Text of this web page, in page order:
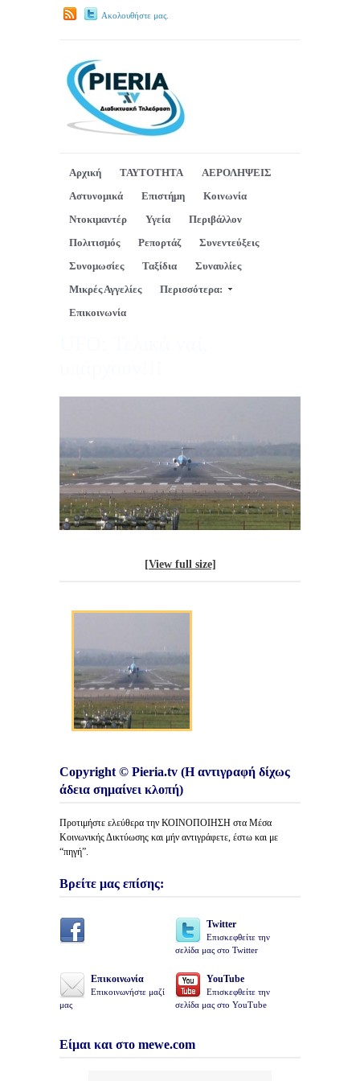
Ακολουθήστε μας.
Αρχική ΤΑΥΤΟΤΗΤΑ
ΑΕΡΟΛΗΨΕΙΣ
Αστυνομικά
Επιστήμη
Κοινωνία
Ντοκιμαντέρ
Υγεία
Περιβάλλον
Πολιτισμός
Ρεπορτάζ
Συνεντεύξεις
Συνομωσίες
Ταξίδια
Συναυλίες
Μικρές Αγγελίες
Περισσότερα:
Επικοινωνία
[View full size]
Copyright © Pieria.tv (Η αντιγραφή δίχως
άδεια σημαίνει κλοπή)
Προτιμήστε ελεύθερα την ΚΟΙΝΟΠΟΙΗΣΗ στα Μέσα
Κοινωνικής Δικτύωσης και μήν αντιγράφετε, έστω και με
“πηγή”.
Βρείτε μας επίσης:
Twitter
Επισκεφθείτε την
σελίδα μας στο Twitter
Επικοινωνία
Επικοινωνήστε μαζί
μας
YouTube
Επισκεφθείτε την
σελίδα μας στο YouTube
Είμαι και στο mewe.com